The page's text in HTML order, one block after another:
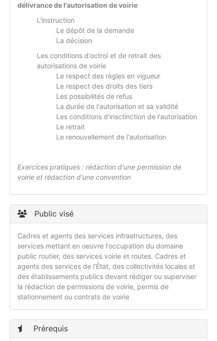
délivrance de l'autorisation de voirie
L'instruction
Le dépôt de la demande
La décision
Les conditions d'octroi et de retrait des
autorisations de voirie
Le respect des règles en vigueur
Le respect des droits des tiers
Les possibilités de refus
La durée de l'autorisation et sa validité
Les conditions d'insctinction de l'autorisation
Le retrait
Le renouvellement de l'autorisation
Exercices pratiques : rédaction d'une permission de
voirie et rédaction d'une convention
Public visé
Cadres et agents des services infrastructures, des
services mettant en oeuvre l'occupation du domaine
public routier, des services voirie et routes. Cadres et
agents des services de l'État, des collectivités locales et
des établissements publics devant rédiger ou superviser
la rédaction de permissions de voirie, permis de
stationnement ou contrats de voirie
Prérequis